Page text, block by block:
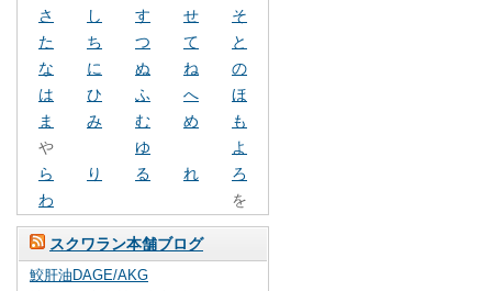
さ
し す せ
そ
た
ち つ て
と
な
に ぬ ね
の
は
ひ ふ へ
ほ
ま
み む め
も
や
ゆ
よ
ら
り る れ
ろ
わ
を
スクワラン本舗ブログ
鮫肝油DAGE/AKG